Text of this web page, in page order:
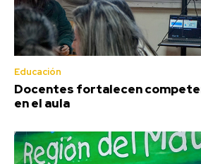
Educación
Docentes fortalecen
en el aula